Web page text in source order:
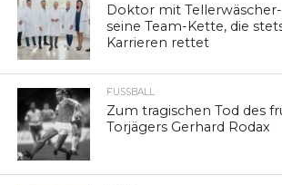
Doktor mit
seine Team-Kette, die
Karrieren rettet
FUSSBALL
Zum tragischen Tod des
Torjägers Gerhard Rodax